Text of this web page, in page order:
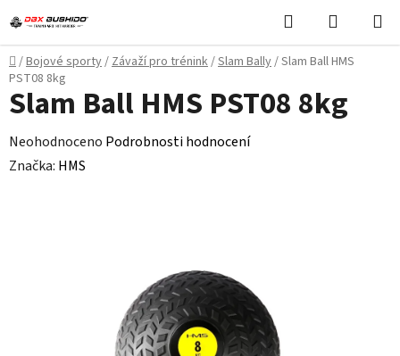
na
obsah
Hledat
KOŠÍK
Domů
/Bojové sporty/Závaží pro trénink/Slam Bally/Slam Ball HMS
PST08 8kg
Slam Ball HMS PST08 8kg
Průměrné
hodnocení
Neohodnoceno Podrobnosti hodnocení
Značka: HMS